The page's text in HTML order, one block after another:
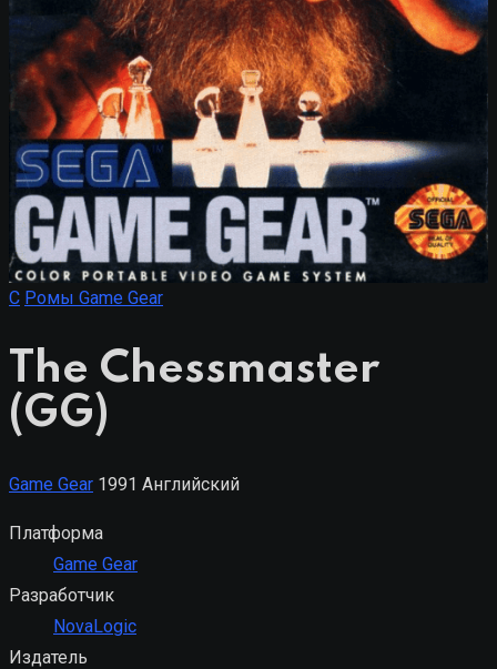
C Ромы Game Gear
The Chessmaster
(GG)
Game Gear 1991 Английский
Платформа
Game Gear
Разработчик
NovaLogic
Издатель